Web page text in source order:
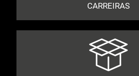
CARREIRAS